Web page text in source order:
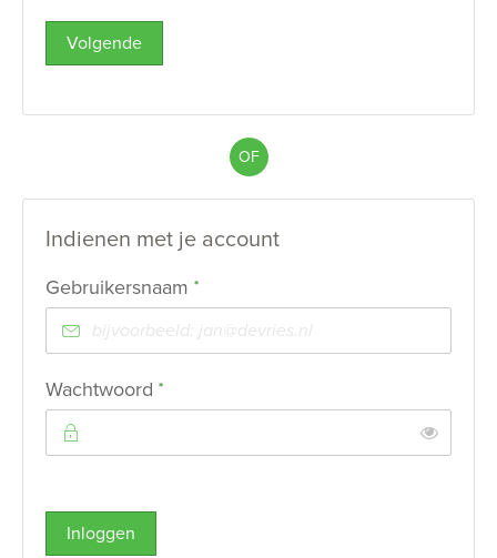
Volgende
OF
Indienen met je account
Gebruikersnaam *
Wachtwoord *
Inloggen